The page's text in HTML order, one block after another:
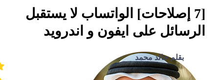
[7 إصلاحات] الواتساب لا يستقبل
الرسائل على ايفون و اندرويد
بقلم خالد محمد